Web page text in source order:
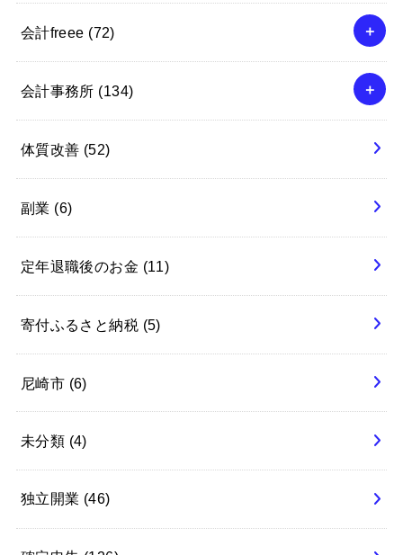
会計freee (72)
会計事務所 (134)
体質改善 (52)
副業 (6)
定年退職後のお金 (11)
寄付ふるさと納税 (5)
尼崎市 (6)
未分類 (4)
独立開業 (46)